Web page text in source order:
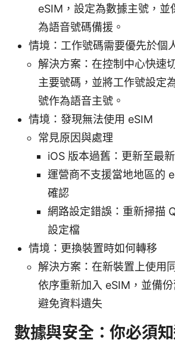
eSIM，設定為數據主號，並
為語音號碼備援。
情境：工作號碼需要優先於個
解決方案：在控制中心快速
主要號碼，並將工作號設定
號作為語音主號。
情境：發現無法使用 eSIM
常見原因與處理
iOS 版本過舊：更新至最
運營商不支援當地地區的
確認
網路設定錯誤：重新掃描
設定檔
情境：更換裝置時如何轉移
解決方案：在新裝置上使用
依序重新加入 eSIM，並備
避免資料遺失
數據與安全：你必須